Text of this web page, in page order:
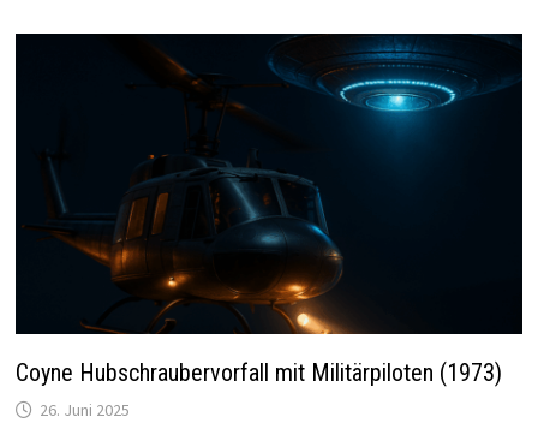
Coyne Hubschraubervorfall mit Militärpiloten (1973)
26. Juni 2025